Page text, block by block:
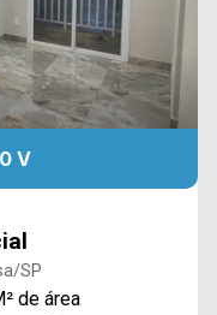
V
SP
de área